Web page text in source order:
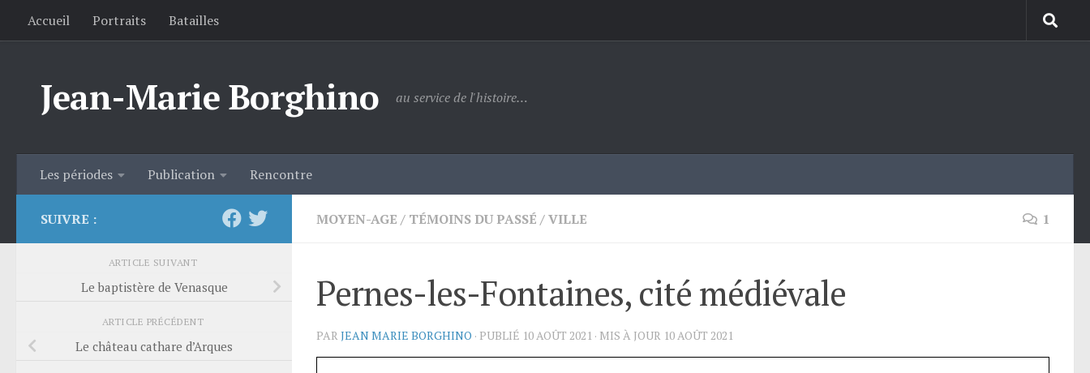
Skip to content
Accueil Portraits Batailles
Jean-Marie Borghino au service de l'histoire…
Les périodes Publication Rencontre
MOYEN-AGE / TÉMOINS DU PASSÉ /VILLE 1
Pernes-les-Fontaines, cité médiévale
PAR JEAN MARIE BORGHINO · PUBLIÉ 10 AOÛT 2021 · MIS À JOUR 10 AOÛT 2021
SUIVRE :
ARTICLE SUIVANT
Le baptistère de Venasque
ARTICLE PRÉCÉDENT
Le château cathare d’Arques